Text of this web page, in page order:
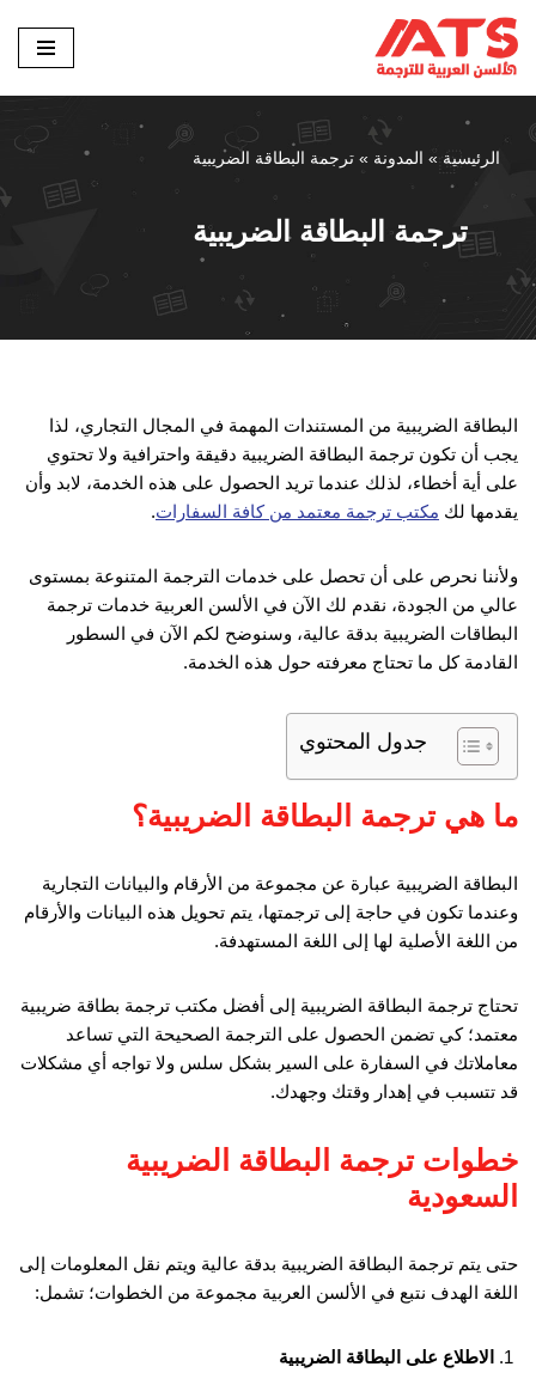
تخطى
إلى
المحتوى
الرئيسية» المدونة » ترجمة البطاقة الضريبية
ترجمة البطاقة الضريبية
البطاقة الضريبية من المستندات المهمة في المجال التجاري، لذا
يجب أن تكون ترجمة البطاقة الضريبية دقيقة واحترافية ولا تحتوي
على أية أخطاء، لذلك عندما تريد الحصول على هذه الخدمة، لابد وأن
يقدمها لك مكتب ترجمة معتمد من كافة السفارات.
ولأننا نحرص على أن تحصل على خدمات الترجمة المتنوعة بمستوى
عالي من الجودة، نقدم لك الآن في الألسن العربية خدمات ترجمة
البطاقات الضريبية بدقة عالية، وسنوضح لكم الآن في السطور
القادمة كل ما تحتاج معرفته حول هذه الخدمة.
جدول المحتوي
ما هي ترجمة البطاقة الضريبية؟
البطاقة الضريبية عبارة عن مجموعة من الأرقام والبيانات التجارية
وعندما تكون في حاجة إلى ترجمتها، يتم تحويل هذه البيانات والأرقام
من اللغة الأصلية لها إلى اللغة المستهدفة.
تحتاج ترجمة البطاقة الضريبية إلى أفضل مكتب ترجمة بطاقة ضريبية
معتمد؛ كي تضمن الحصول على الترجمة الصحيحة التي تساعد
معاملاتك في السفارة على السير بشكل سلس ولا تواجه أي مشكلات
قد تتسبب في إهدار وقتك وجهدك.
خطوات ترجمة البطاقة الضريبية
السعودية
حتى يتم ترجمة البطاقة الضريبية بدقة عالية ويتم نقل المعلومات إلى
اللغة الهدف نتبع في الألسن العربية مجموعة من الخطوات؛ تشمل:
الاطلاع على البطاقة الضريبية